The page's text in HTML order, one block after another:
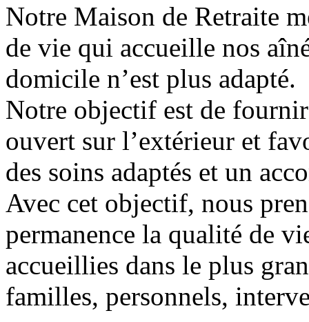
Notre Maison de Retraite
de vie qui accueille nos
domicile n’est plus adapté.
Notre objectif est de
ouvert sur l’extérieur et
des soins adaptés et un
Avec cet objectif, nous
permanence la qualité de
accueillies dans le plus
familles, personnels,